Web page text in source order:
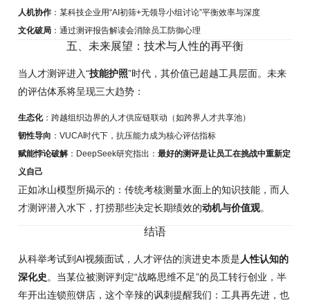
人机协作 ：某科技企业用“AI初筛+无领导小组讨论”平衡效率与深度
文化破局 ：通过测评报告解读会消除员工防御心理
五、未来展望：技术与人性的再平衡
当人才测评进入“技能护照”时代，其价值已超越工具层面。未来
的评估体系将呈现三大趋势：
生态化：跨越组织边界的人才供应链联动（如跨界人才共享池）
韧性导向 ：VUCA时代下，抗压能力成为核心评估指标
赋能悖论破解 ：DeepSeek研究指出：最好的测评是让员工在挑战中重新定
义自己
正如冰山模型所揭示的：传统考核测量水面上的知识技能，而人
才测评潜入水下，打捞那些决定长期绩效的动机与价值观。
结语
从科举考试到AI视频面试，人才评估的演进史本质是 人性认知的
深化史。当某位被测评判定“战略思维不足”的员工转行创业，半
年开出连锁煎饼店，这个辛辣的讽刺提醒我们：工具再先进，也